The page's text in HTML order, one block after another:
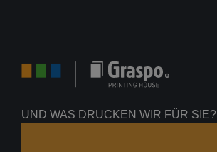
UND WAS DRUCKEN WIR FÜR SIE?